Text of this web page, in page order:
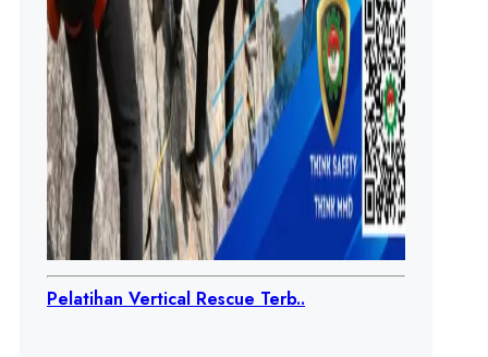
Pelatihan Vertical Rescue Terb..